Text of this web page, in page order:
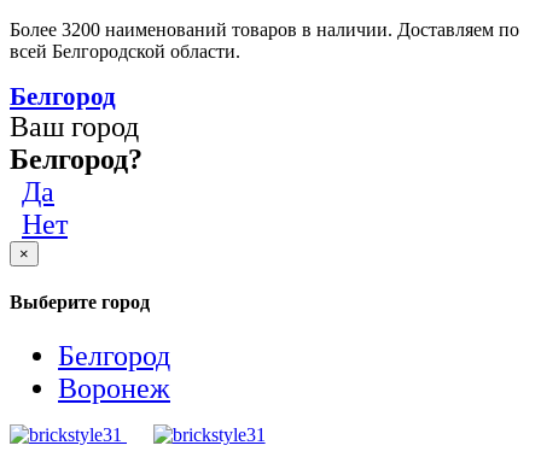
Более 3200 наименований товаров в наличии. Доставляем по
всей Белгородской области.
Белгород
Ваш город
Белгород?
Да
Нет
×
Выберите город
Белгород
Воронеж